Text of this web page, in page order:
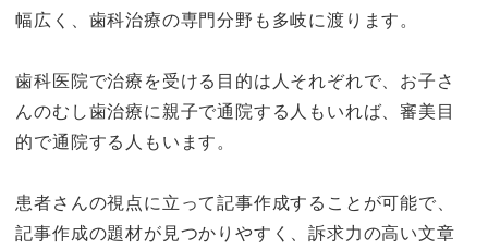
幅広く、歯科治療の専門分野も多岐に渡ります。
歯科医院で治療を受ける目的は人それぞれで、お子さ
んのむし歯治療に親子で通院する人もいれば、審美目
的で通院する人もいます。
患者さんの視点に立って記事作成することが可能で、
記事作成の題材が見つかりやすく、訴求力の高い文章